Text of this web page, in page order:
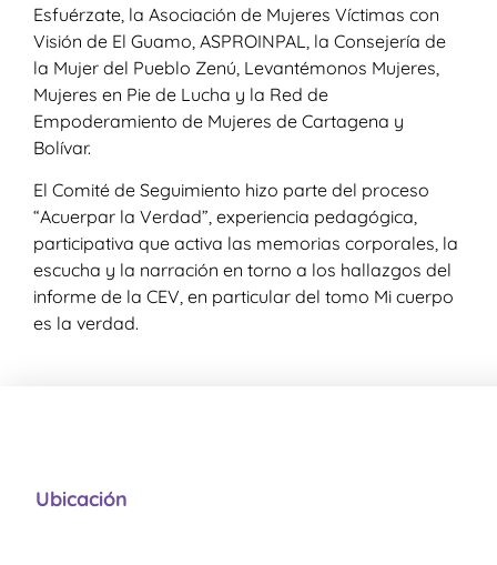
Esfuérzate, la Asociación de Mujeres Víctimas con
Visión de El Guamo, ASPROINPAL, la Consejería de
la Mujer del Pueblo Zenú, Levantémonos Mujeres,
Mujeres en Pie de Lucha y la Red de
Empoderamiento de Mujeres de Cartagena y
Bolívar.
El Comité de Seguimiento hizo parte del proceso
“Acuerpar la Verdad”, experiencia pedagógica,
participativa que activa las memorias corporales, la
escucha y la narración en torno a los hallazgos del
informe de la CEV, en particular del tomo Mi cuerpo
es la verdad.
Ubicación